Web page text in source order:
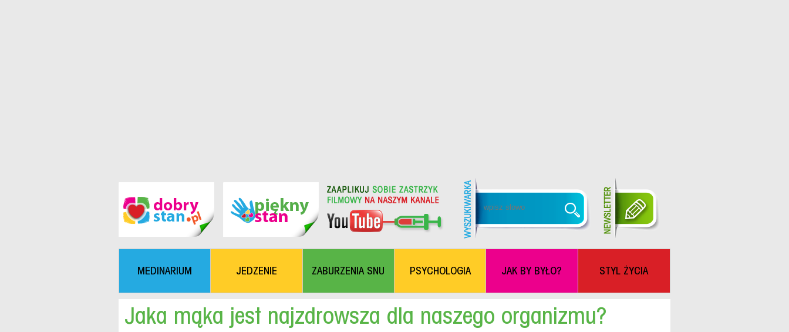
MEDINARIUM JEDZENIE ZABURZENIA SNU PSYCHOLOGIA JAK BY BYŁO? STYL ŻYCIA
Jaka mąka jest najzdrowsza dla naszego organizmu?